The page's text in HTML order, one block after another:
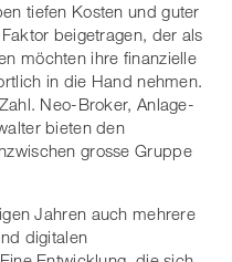
tiefen Kosten und guter
beigetragen, der als
möchten ihre finanzielle
in die Hand nehmen.
Neo-Broker, Anlage-
bieten den
grosse Gruppe
Jahren auch mehrere
digitalen